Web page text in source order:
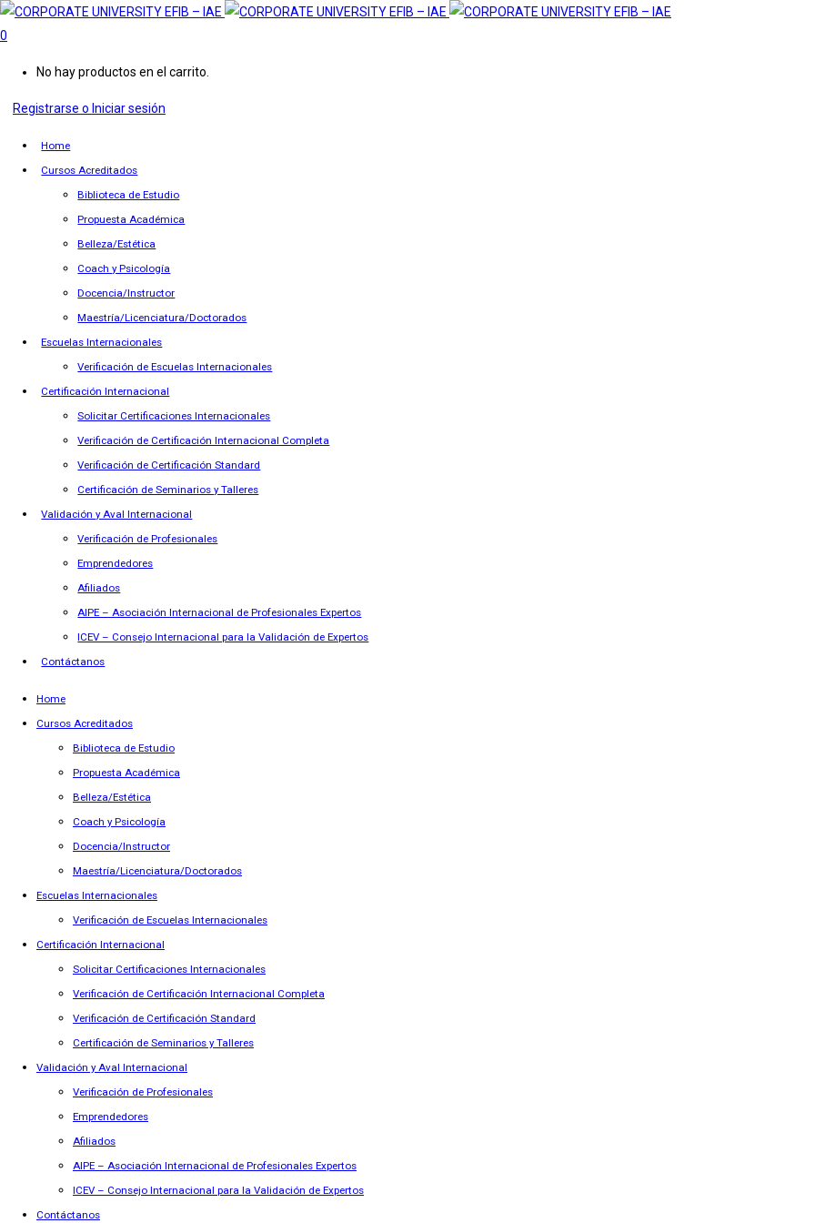
0
No hay productos en el carrito.
Registrarse o Iniciar sesión
Home
Cursos Acreditados
Biblioteca de Estudio
Propuesta Académica
Belleza/Estética
Coach y Psicología
Docencia/Instructor
Maestría/Licenciatura/Doctorados
Escuelas Internacionales
Verificación de Escuelas Internacionales
Certificación Internacional
Solicitar Certificaciones Internacionales
Verificación de Certificación Internacional Completa
Verificación de Certificación Standard
Certificación de Seminarios y Talleres
Validación y Aval Internacional
Verificación de Profesionales
Emprendedores
Afiliados
AIPE – Asociación Internacional de Profesionales Expertos
ICEV – Consejo Internacional para la Validación de Expertos
Contáctanos
Home
Cursos Acreditados
Biblioteca de Estudio
Propuesta Académica
Belleza/Estética
Coach y Psicología
Docencia/Instructor
Maestría/Licenciatura/Doctorados
Escuelas Internacionales
Verificación de Escuelas Internacionales
Certificación Internacional
Solicitar Certificaciones Internacionales
Verificación de Certificación Internacional Completa
Verificación de Certificación Standard
Certificación de Seminarios y Talleres
Validación y Aval Internacional
Verificación de Profesionales
Emprendedores
Afiliados
AIPE – Asociación Internacional de Profesionales Expertos
ICEV – Consejo Internacional para la Validación de Expertos
Contáctanos